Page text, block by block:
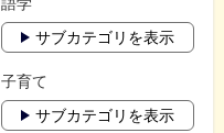
サブカテゴリを表示
子育て
サブカテゴリを表示